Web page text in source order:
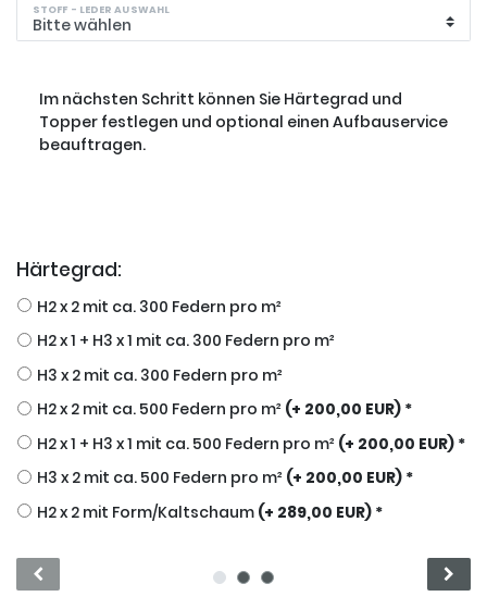
STOFF - LEDER AUSWAHL
Im nächsten Schritt können Sie Härtegrad und
Topper festlegen und optional einen Aufbauservice
beauftragen.
Härtegrad:
H2 x 2 mit ca. 300 Federn pro m²
H2 x 1 + H3 x 1 mit ca. 300 Federn pro m²
H3 x 2 mit ca. 300 Federn pro m²
H2 x 2 mit ca. 500 Federn pro m² (+ 200,00 EUR) *
H2 x 1 + H3 x 1 mit ca. 500 Federn pro m² (+ 200,00 EUR) *
H3 x 2 mit ca. 500 Federn pro m² (+ 200,00 EUR) *
H2 x 2 mit Form/Kaltschaum (+ 289,00 EUR) *